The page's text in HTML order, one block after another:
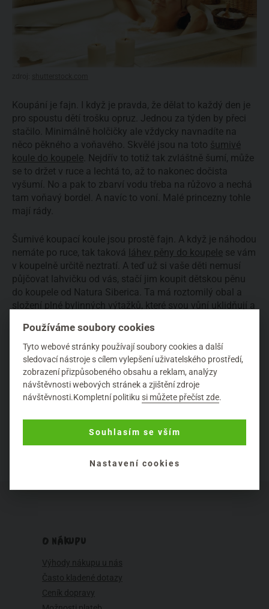
Koupání je fajn. I když je pravda, že dělat to každý den je
pro spoustu dětí trošku opruz. Jednou za týden by přeci
stačilo. Minimálně holčičky ale vždycky navnadíte na
něco pěkného a voňavého. Skvělé jsou na toto šumivé
koule do koupele . Nejdřív to totiž tak zvláštně šumí, může
se to držet v ruce a lechtá to, až to nakonec dočista
vyšumí. No a pak to zbarví vodu třeba na růžovo a nechá
tam voňavý bordel. A navíc to voní. Malé princezny tohle
mají rády.
Šumivé koupací koule jsou prostě fajn. A když je náhodou
nemáte po ruce, tak taková láhev pěny do koupele se vám
v koupelně určitě neztratí. A teď už si vaše děti nemusí
půjčovat lahvičku od vás, stačí jim koupit dětskou pěnu
do koupele od Natura Siberica. Ta má roztomilý obal a
složení plné bylinných výtažků, které svou vůní uklidňují a
působí antisepticky, uklidňuje nejen mysl, ale i
podrážděnou pokožku a naladí i aktivní děti k večernímu
spánku.
Další kapitola (4.)
O NÁKUPU
Výhody nákupu u nás
Často kladené dotazy
Ceník dopravy
Používáme soubory cookies
Tyto webové stránky používají soubory cookies a další
sledovací nástroje s cílem vylepšení uživatelského prostředí,
zobrazení přizpůsobeného obsahu a reklam, analýzy
návštěvnosti webových stránek a zjištění zdroje
návštěvnosti.Kompletní politikusi můžete přečíst zde.
Souhlasím se vším
Nastavení cookies